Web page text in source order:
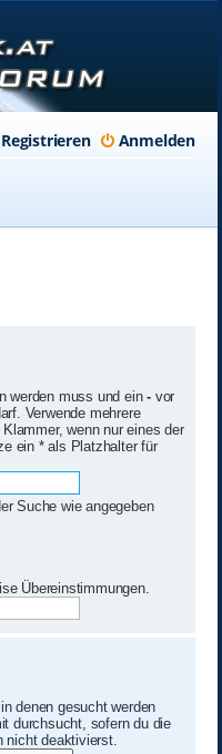
Anmelden
Registrieren
werden muss und ein-vor
Verwende mehrere
wenn nur eines der
ein * als Platzhalter für
Suche wie angegeben
Übereinstimmungen.
denen gesucht werden
durchsucht, sofern du die
nicht deaktivierst.